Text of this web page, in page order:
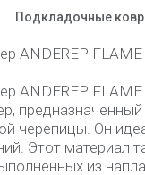
Подкладочные
ANDEREP FLAME
ANDEREP
черепицы. Он
Этот материал
из